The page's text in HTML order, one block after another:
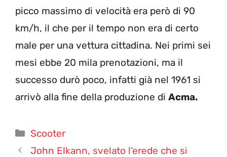
picco massimo di velocità era però di 90
km/h, il che per il tempo non era di certo
male per una vettura cittadina. Nei primi sei
mesi ebbe 20 mila prenotazioni, ma il
successo durò poco, infatti già nel 1961 si
arrivò alla fine della produzione di Acma.
Categorie
Scooter
John Elkann, svelato l’erede che si